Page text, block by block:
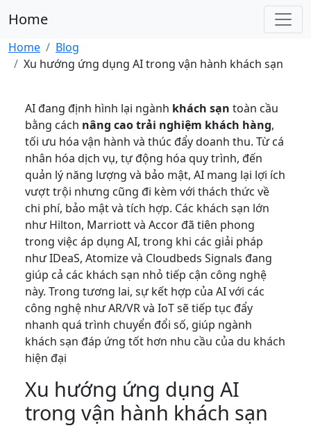
Home
Home
Blog
Xu hướng ứng dụng AI trong vận hành khách sạn
AI đang định hình lại ngành khách sạn toàn cầu
bằng cách nâng cao trải nghiệm khách hàng,
tối ưu hóa vận hành và thúc đẩy doanh thu. Từ cá
nhân hóa dịch vụ, tự động hóa quy trình, đến
quản lý năng lượng và bảo mật, AI mang lại lợi ích
vượt trội nhưng cũng đi kèm với thách thức về
chi phí, bảo mật và tích hợp. Các khách sạn lớn
như Hilton, Marriott và Accor đã tiên phong
trong việc áp dụng AI, trong khi các giải pháp
như IDeaS, Atomize và Cloudbeds Signals đang
giúp cả các khách sạn nhỏ tiếp cận công nghệ
này. Trong tương lai, sự kết hợp của AI với các
công nghệ như AR/VR và IoT sẽ tiếp tục đẩy
nhanh quá trình chuyển đổi số, giúp ngành
khách sạn đáp ứng tốt hơn nhu cầu của du khách
hiện đại
Xu hướng ứng dụng AI
trong vận hành khách sạn